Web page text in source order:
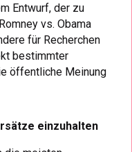
Entwurf, der zu
vs. Obama
für Recherchen
bestimmter
öffentliche Meinung
einzuhalten